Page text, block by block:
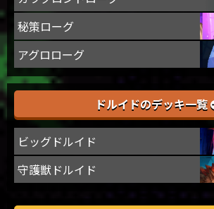
秘策ローグ
アグロローグ
ドルイドのデッキ一覧
ビッグドルイド
守護獣ドルイド